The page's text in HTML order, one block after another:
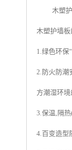
木塑护墙
木塑护墙板
1.绿色环保
2.防火防潮
方潮湿环
3.保温,隔
4.百变造型